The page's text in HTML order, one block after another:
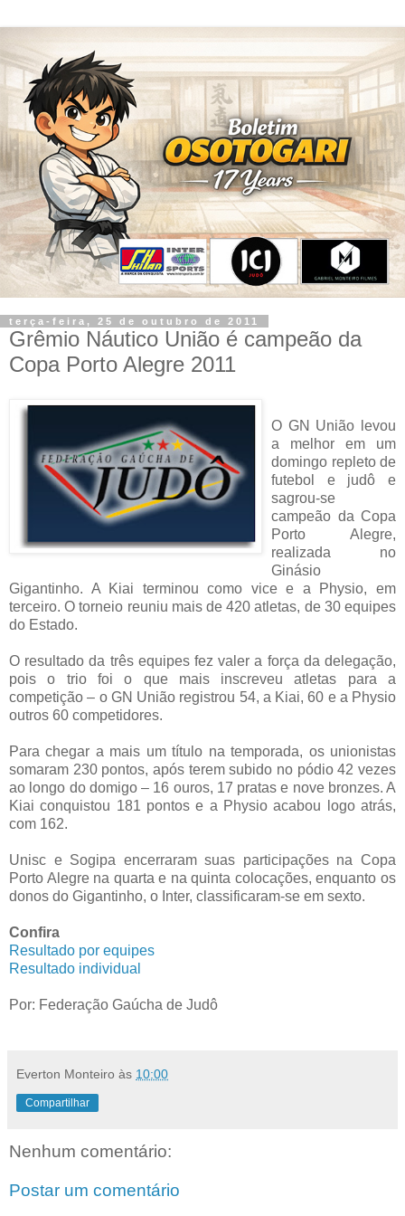
terça-feira, 25 de outubro de 2011
Grêmio Náutico União é campeão da
Copa Porto Alegre 2011
O GN União levou
a melhor em um
domingo repleto de
futebol e judô e
sagrou-se
campeão da Copa
Porto Alegre,
realizada no
Ginásio
Gigantinho. A Kiai terminou como vice e a Physio, em
terceiro. O torneio reuniu mais de 420 atletas, de 30 equipes
do Estado.
O resultado da três equipes fez valer a força da delegação,
pois o trio foi o que mais inscreveu atletas para a
competição – o GN União registrou 54, a Kiai, 60 e a Physio
outros 60 competidores.
Para chegar a mais um título na temporada, os unionistas
somaram 230 pontos, após terem subido no pódio 42 vezes
ao longo do domigo – 16 ouros, 17 pratas e nove bronzes. A
Kiai conquistou 181 pontos e a Physio acabou logo atrás,
com 162.
Unisc e Sogipa encerraram suas participações na Copa
Porto Alegre na quarta e na quinta colocações, enquanto os
donos do Gigantinho, o Inter, classificaram-se em sexto.
Confira
Resultado por equipes
Resultado individual
Por: Federação Gaúcha de Judô
Everton Monteiro às 10:00
Compartilhar
Nenhum comentário:
Postar um comentário